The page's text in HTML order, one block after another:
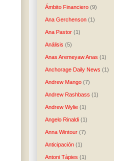
Ámbito Financiero (9)
Ana Gerchenson (1)
Ana Pastor (1)
Análisis (5)
Anas Aremeyaw Anas (1)
Anchorage Daily News (1)
Andrew Mango (7)
Andrew Rashbass (1)
Andrew Wylie (1)
Angelo Rinaldi (1)
Anna Wintour (7)
Anticipación (1)
Antoni Tàpies (1)